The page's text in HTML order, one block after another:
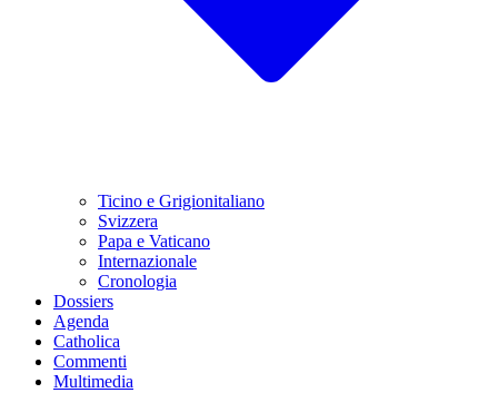
Ticino e Grigionitaliano
Svizzera
Papa e Vaticano
Internazionale
Cronologia
Dossiers
Agenda
Catholica
Commenti
Multimedia